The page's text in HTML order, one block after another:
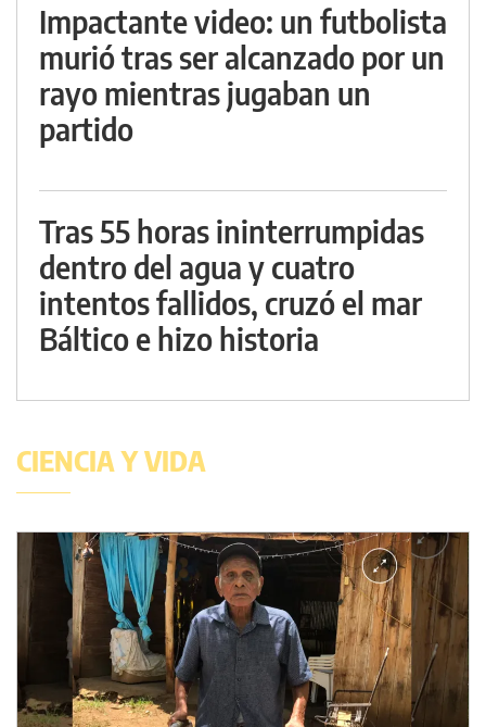
Impactante video: un futbolista
murió tras ser alcanzado por un
rayo mientras jugaban un
partido
Tras 55 horas ininterrumpidas
dentro del agua y cuatro
intentos fallidos, cruzó el mar
Báltico e hizo historia
CIENCIA Y VIDA